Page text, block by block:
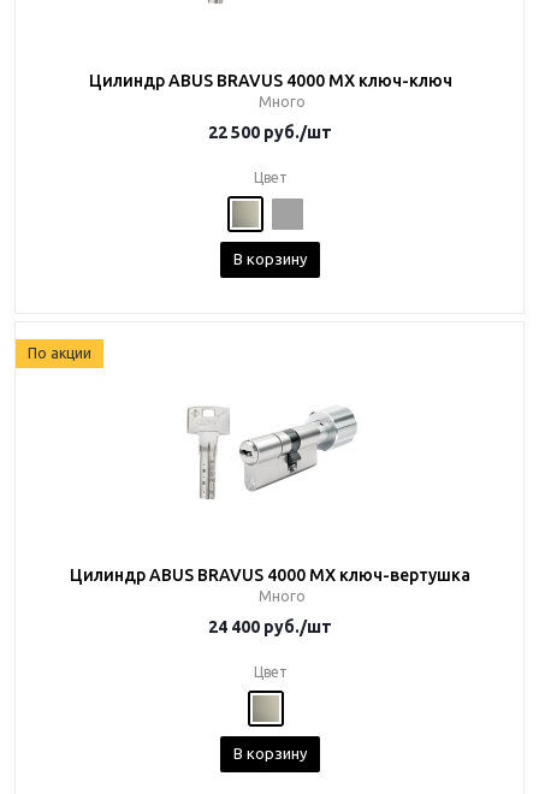
Цилиндр ABUS BRAVUS 4000 MX ключ-ключ
Много
22 500 руб./шт
Цвет
В корзину
По акции
Цилиндр ABUS BRAVUS 4000 MX ключ-вертушка
Много
24 400 руб./шт
Цвет
В корзину